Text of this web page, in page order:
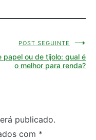
POST SEGUINTE
papel ou de tijolo: qual é
o melhor para renda?
publicado.
com *